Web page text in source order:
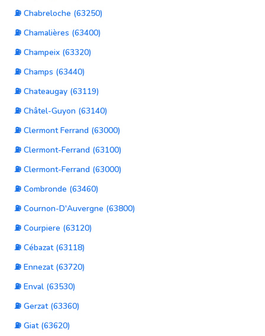
⛽ Chabreloche (63250)
⛽ Chamalières (63400)
⛽ Champeix (63320)
⛽ Champs (63440)
⛽ Chateaugay (63119)
⛽ Châtel-Guyon (63140)
⛽ Clermont Ferrand (63000)
⛽ Clermont-Ferrand (63100)
⛽ Clermont-Ferrand (63000)
⛽ Combronde (63460)
⛽ Cournon-D'Auvergne (63800)
⛽ Courpiere (63120)
⛽ Cébazat (63118)
⛽ Ennezat (63720)
⛽ Enval (63530)
⛽ Gerzat (63360)
⛽ Giat (63620)